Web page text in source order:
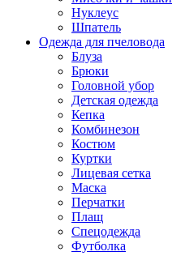
Нуклеус
Шпатель
Одежда для пчеловода
Блуза
Брюки
Головной убор
Детская одежда
Кепка
Комбинезон
Костюм
Куртки
Лицевая сетка
Маска
Перчатки
Плащ
Спецодежда
Футболка